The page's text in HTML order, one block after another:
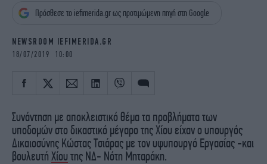
iBOOKS
MEDIA
Πρόσθεσε το iefimerida.gr ως προτιμώμενη πηγή στη Google
NEWSROOM IEFIMERIDA.GR
18/07/2019 10:00
Συνάντηση με αποκλειστικό θέμα τα προβλήματα των
υποδομών στο δικαστικό μέγαρο της Χίου είχαν ο υπουργός
Δικαιοσύνης Κώστας Τσιάρας με τον υφυπουργό Εργασίας -και
βουλευτή Χίου της ΝΔ- Νότη Μηταράκη.